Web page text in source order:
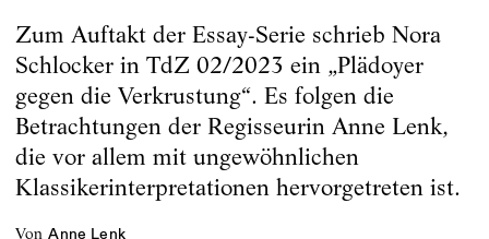
Zum Auftakt der Essay-Serie schrieb Nora
Schlocker in TdZ 02/2023 ein „Plädoyer
gegen die Verkrustung“. Es folgen die
Betrachtungen der Regisseurin Anne Lenk,
die vor allem mit ungewöhnlichen
Klassikerinterpretationen hervorgetreten ist.
von Anne Lenk